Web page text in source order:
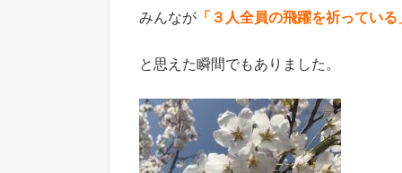
みんなが 「３人全員の飛躍を祈っている
と思えた瞬間でもありました。